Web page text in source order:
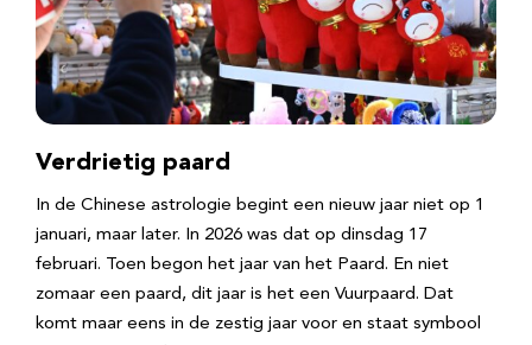
Verdrietig paard
In de Chinese astrologie begint een nieuw jaar niet op 1
januari, maar later. In 2026 was dat op dinsdag 17
februari. Toen begon het jaar van het Paard. En niet
zomaar een paard, dit jaar is het een Vuurpaard. Dat
komt maar eens in de zestig jaar voor en staat symbool